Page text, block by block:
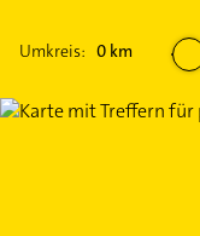
Umkreis: 0 km